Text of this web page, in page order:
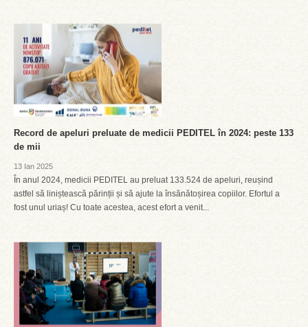
Record de apeluri preluate de medicii PEDITEL în 2024: peste 133
de mii
13 Ian 2025
În anul 2024, medicii PEDITEL au preluat 133.524 de apeluri, reușind
astfel să liniștească părinții și să ajute la însănătoșirea copiilor. Efortul a
fost unul uriaș! Cu toate acestea, acest efort a venit...